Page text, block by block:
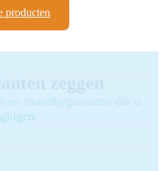
producten
en mondhygiënisten die u